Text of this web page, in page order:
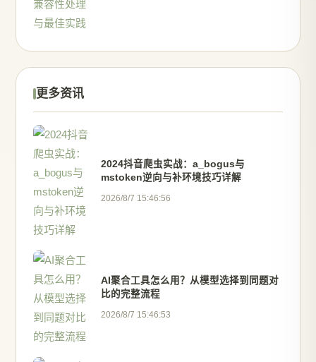
更多资讯
2024抖音爬虫实战：a_bogus与
mstoken逆向与补环境技巧详解
2026/8/7 15:46:56
AI聚合工具怎么用？从模型选择到同题对
比的完整流程
2026/8/7 15:46:53